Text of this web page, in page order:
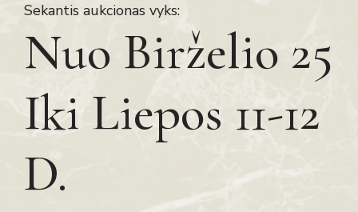
Sekantis aukcionas vyks:
Nuo Birželio 25
Iki Liepos 11-12
D.